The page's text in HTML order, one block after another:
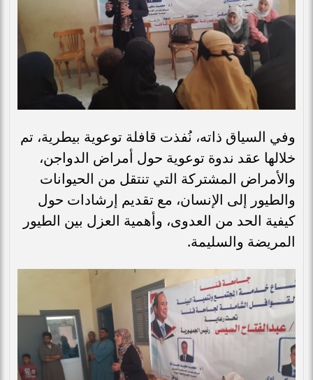
وفي السياق ذاته، نُفذت قافلة توعوية بيطرية، تم
خلالها عقد ندوة توعوية حول أمراض الدواجن،
والأمراض المشتركة التي تنتقل من الحيوانات
والطيور إلى الإنسان، مع تقديم إرشادات حول
كيفية الحد من العدوى، وأهمية العزل بين الطيور
المريضة والسليمة.